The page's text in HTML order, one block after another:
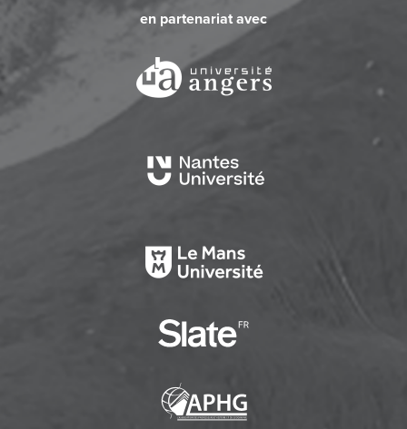
en partenariat avec